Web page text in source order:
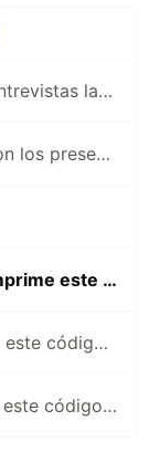
Paracetalmol.js, preguntas de entrevistas laborales para JavaScript en Español 😎
Paracetamol.js💊| #1: ¿Cuales son los presentes tipos de datos de JavaScript?
Paracetamol.js💊| #10: ¿Qué imprime este código JavaScript?
Paracetamol.js💊| #226: Explica este código JavaScript
Paracetamol.js💊| #227: Explica este código JavaScript